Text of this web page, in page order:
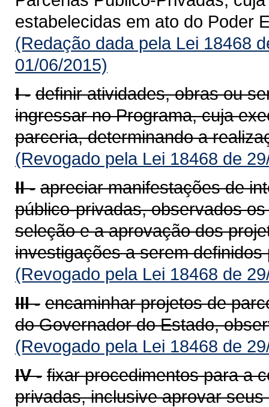
estabelecidas em ato do Poder
(Redação dada pela Lei 18468
01/06/2015)
I - definir atividades, obras ou
ingressar no Programa, cuja
parceria, determinando a
(Revogado pela Lei 18468 de
II - apreciar manifestações de
público-privadas, observados
seleção e a aprovação dos
investigações a serem
(Revogado pela Lei 18468 de
III - encaminhar projetos de
do Governador do Estado,
(Revogado pela Lei 18468 de
IV - fixar procedimentos para a
privadas, inclusive aprovar